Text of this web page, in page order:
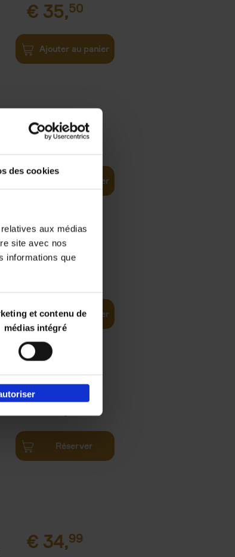
des cookies
aux médias
site avec nos
informations que
et contenu de
médias intégré
€ 35,50
Ajouter au panier
37,50
Ajouter au panier
Ajouter au panier
€34,99
Réserver
€ 34,99